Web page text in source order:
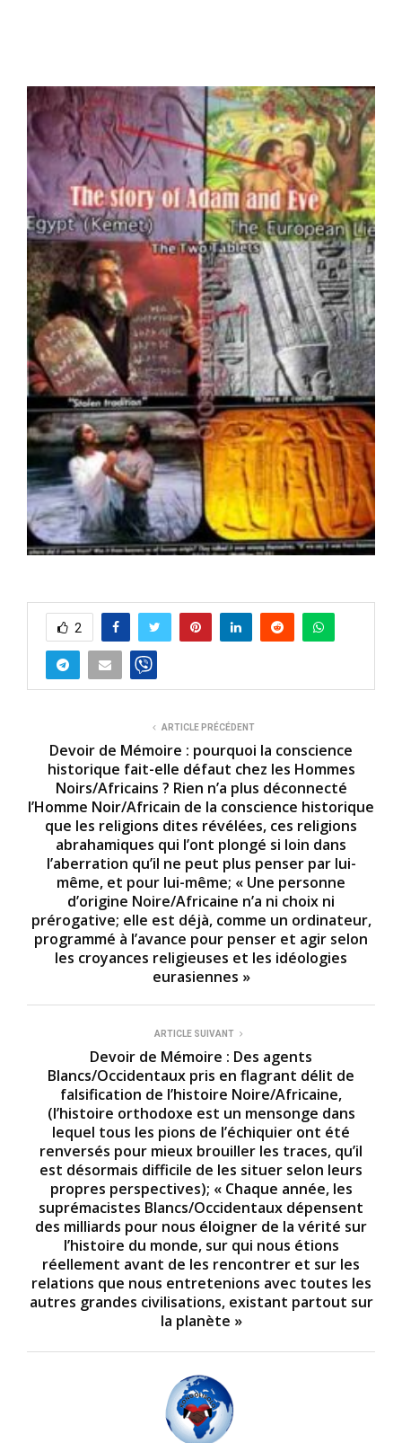
2
ARTICLE PRÉCÉDENT
Devoir de Mémoire : pourquoi la conscience
historique fait-elle défaut chez les Hommes
Noirs/Africains ? Rien n’a plus déconnecté
l’Homme Noir/Africain de la conscience historique
que les religions dites révélées, ces religions
abrahamiques qui l’ont plongé si loin dans
l’aberration qu’il ne peut plus penser par lui-
même, et pour lui-même; « Une personne
d’origine Noire/Africaine n’a ni choix ni
prérogative; elle est déjà, comme un ordinateur,
programmé à l’avance pour penser et agir selon
les croyances religieuses et les idéologies
eurasiennes »
ARTICLE SUIVANT
Devoir de Mémoire : Des agents
Blancs/Occidentaux pris en flagrant délit de
falsification de l’histoire Noire/Africaine,
(l’histoire orthodoxe est un mensonge dans
lequel tous les pions de l’échiquier ont été
renversés pour mieux brouiller les traces, qu’il
est désormais difficile de les situer selon leurs
propres perspectives); « Chaque année, les
suprémacistes Blancs/Occidentaux dépensent
des milliards pour nous éloigner de la vérité sur
l’histoire du monde, sur qui nous étions
réellement avant de les rencontrer et sur les
relations que nous entretenions avec toutes les
autres grandes civilisations, existant partout sur
la planète »